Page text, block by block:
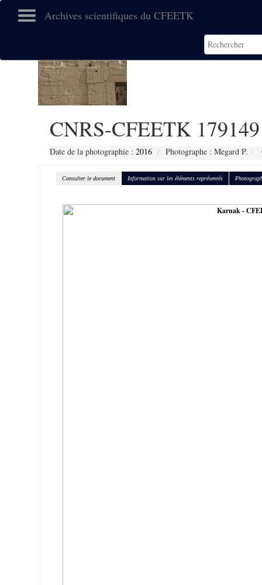
Archives scientifiques du CFEETK
CNRS-CFEETK 179149
Date de la photographie : 2016 Photographe : Megard P.
Consulter le document Information sur les éléments représentés